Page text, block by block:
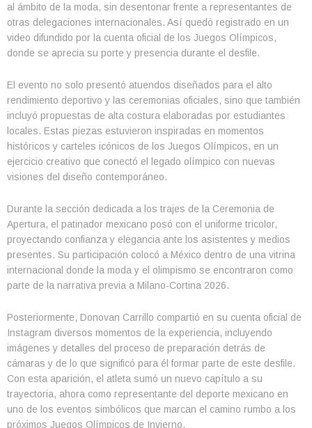
al ámbito de la moda, sin desentonar frente a representantes de
otras delegaciones internacionales. Así quedó registrado en un
video difundido por la cuenta oficial de los Juegos Olímpicos,
donde se aprecia su porte y presencia durante el desfile.
El evento no solo presentó atuendos diseñados para el alto
rendimiento deportivo y las ceremonias oficiales, sino que también
incluyó propuestas de alta costura elaboradas por estudiantes
locales. Estas piezas estuvieron inspiradas en momentos
históricos y carteles icónicos de los Juegos Olímpicos, en un
ejercicio creativo que conectó el legado olímpico con nuevas
visiones del diseño contemporáneo.
Durante la sección dedicada a los trajes de la Ceremonia de
Apertura, el patinador mexicano posó con el uniforme tricolor,
proyectando confianza y elegancia ante los asistentes y medios
presentes. Su participación colocó a México dentro de una vitrina
internacional donde la moda y el olimpismo se encontraron como
parte de la narrativa previa a Milano-Cortina 2026.
Posteriormente, Donovan Carrillo compartió en su cuenta oficial de
Instagram diversos momentos de la experiencia, incluyendo
imágenes y detalles del proceso de preparación detrás de
cámaras y de lo que significó para él formar parte de este desfile.
Con esta aparición, el atleta sumó un nuevo capítulo a su
trayectoria, ahora como representante del deporte mexicano en
uno de los eventos simbólicos que marcan el camino rumbo a los
próximos Juegos Olímpicos de Invierno.